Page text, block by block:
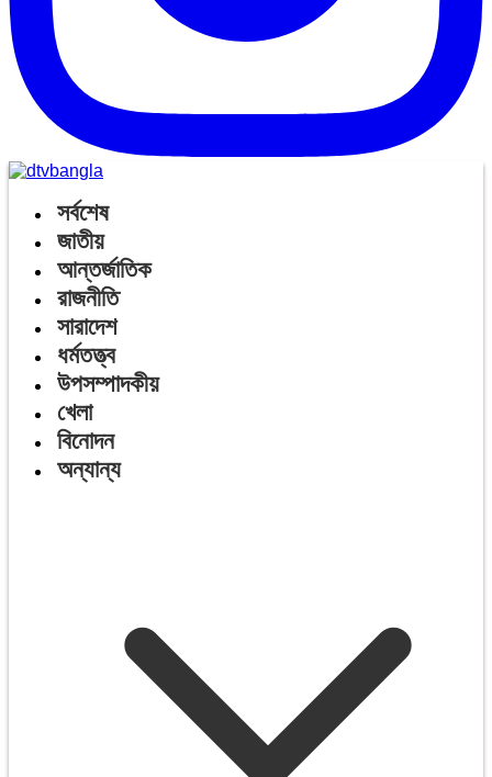
সর্বশেষ
জাতীয়
আন্তর্জাতিক
রাজনীতি
সারাদেশ
ধর্মতত্ত্ব
উপসম্পাদকীয়
খেলা
বিনোদন
অন্যান্য